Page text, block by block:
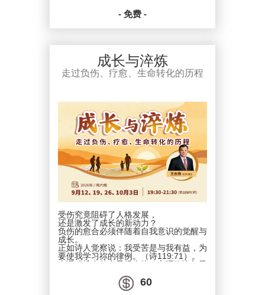
日期：2026年3.29日、5.31日、8.30
日、11.29日
平台：ZOOM
费用：爱心乐捐
PDPA * 在向我们提供您个人资料的同
时，就表示您已同意让新加坡圣经公会和
会竭力只在所需的范围内使用所收集的数
全年陪伴你深入圣经，溯源信心，共建生
适合渴望扎根真理，活出信心的你！
成长年”
日期：2026年3月-12月每月一次第四个
周日晚上 20：00-21：30（新加坡时
间）
平台：ZOOM
PDPA * 在向我们提供您个人资料的同
时，就表示您已同意让新加坡圣经公会和
属下的各项事工按照本会网页上的隐私政
策来收集、使用您的个人信息数据。我们
会竭力只在所需的范围内使用所收集的数
据。
- 免费 -
成长与淬炼
走过负伤、疗愈、生命转化的历程
受伤究竟阻碍了人格发展，
还是激发了成长的新动力？
负伤的愈合必须伴随着自我意识的觉醒与
成长。
正如诗人觉察说：我受苦是与我有益，为
要使我学习祢的律例。（诗119:71）。
本课程旨在整合圣经人物、心理咨询与灵
为自我提供三个成长框架：
60